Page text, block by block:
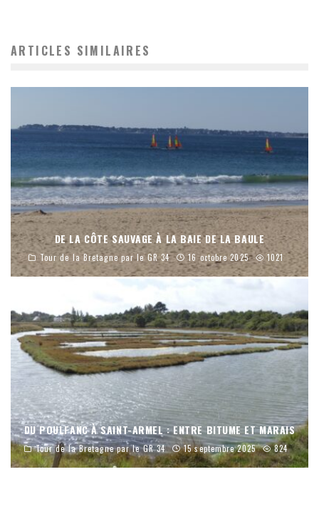
ARTICLES SIMILAIRES
DE LA CÔTE SAUVAGE À LA BAIE DE LA BAULE
Tour de la Bretagne par le GR 34 16 octobre 2025 1021
DU POULFANC À SAINT-ARMEL : ENTRE BITUME ET MARAIS
Tour de la Bretagne par le GR 34 15 septembre 2025 824